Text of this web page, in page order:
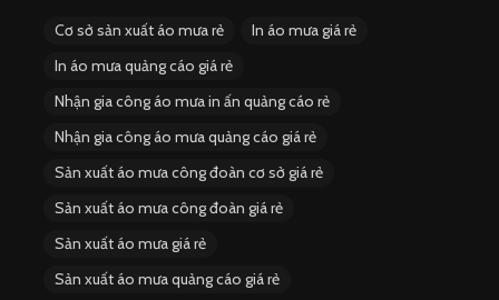
Cơ sở sản xuất áo mưa rẻ
In áo mưa giá rẻ
In áo mưa quảng cáo giá rẻ
Nhận gia công áo mưa in ấn quảng cáo rẻ
Nhận gia công áo mưa quảng cáo giá rẻ
Sản xuất áo mưa công đoàn cơ sở giá rẻ
Sản xuất áo mưa công đoàn giá rẻ
Sản xuất áo mưa giá rẻ
Sản xuất áo mưa quảng cáo giá rẻ